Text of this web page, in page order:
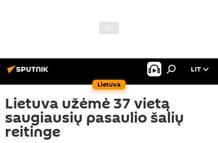
Lietuva
LIT
Lietuva užėmė 37 vietą
saugiausių pasaulio šalių
reitinge